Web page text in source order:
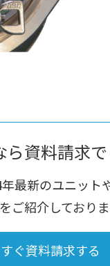
ら資料請求で
最新のユニット
ご紹介しておりま
ぐ資料請求する